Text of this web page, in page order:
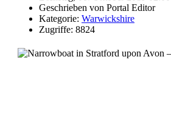
Geschrieben von Portal Editor
Kategorie: Warwickshire
Zugriffe: 8824